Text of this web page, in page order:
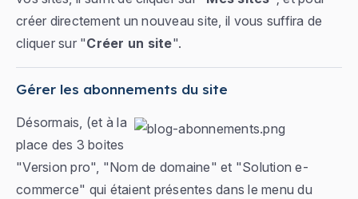
créer directement un nouveau site, il vous suffira de
cliquer sur "Créer un site".
Gérer les abonnements du site
Désormais, (et à la
place des 3 boites
"Version pro", "Nom de domaine" et "Solution e-
commerce" qui étaient présentes dans le menu du